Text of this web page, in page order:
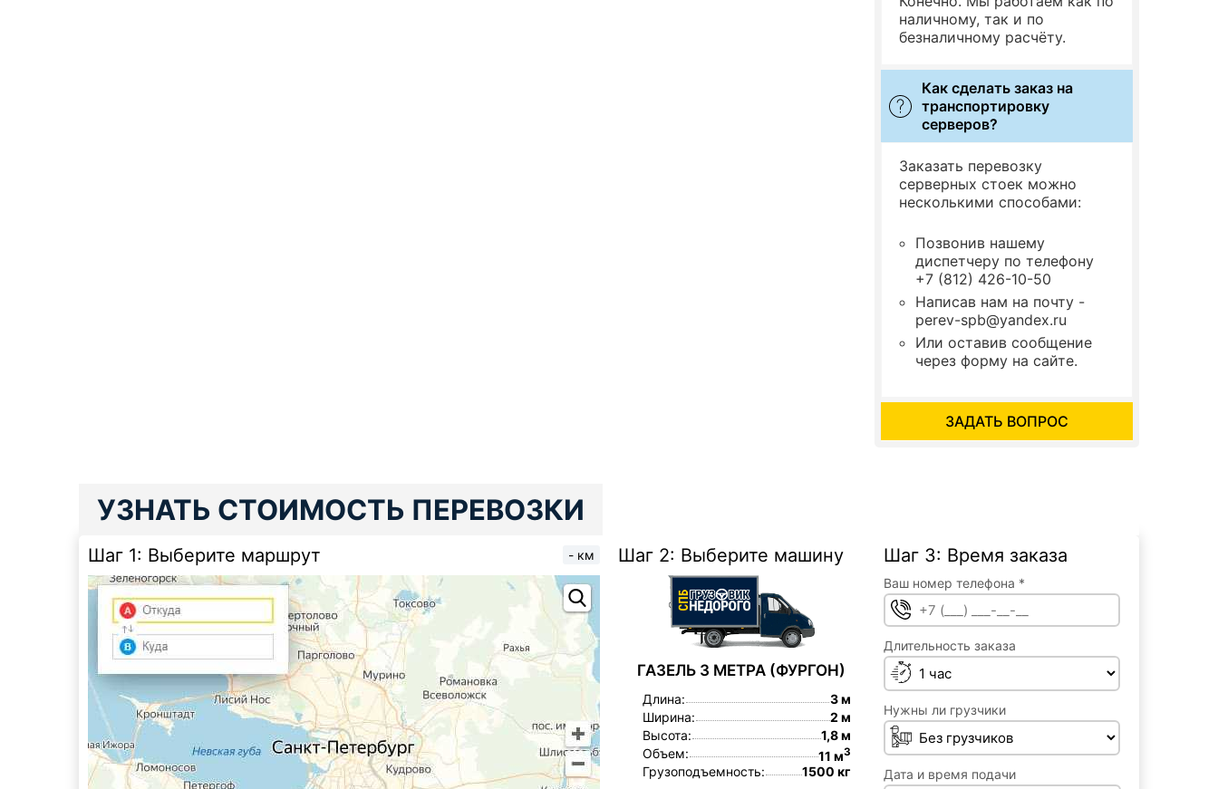
наличному, так и по
безналичному расчёту.
Как сделать заказ на
транспортировку
серверов?
Заказать перевозку
серверных стоек можно
несколькими способами:
Позвонив нашему
диспетчеру по телефону
+7 (812) 426-10-50
Написав нам на почту -
perev-spb@yandex.ru
Или оставив сообщение
через форму на сайте.
ЗАДАТЬ ВОПРОС
УЗНАТЬ СТОИМОСТЬ ПЕРЕВОЗКИ
Шаг 1: Выберите маршрут - км Шаг 2: Выберите машину
ГАЗЕЛЬ 3 МЕТРА (ФУРГОН)
Длина:
3 м
Ширина:
2 м
Высота:
1,8 м
Объем:
11 м3
Грузоподъемность: 1500 кг
Шаг 3: Время заказа
Ваш номер телефона *
Ваш номер телефона *
Длительность заказа
Длительность заказа
Нужны ли грузчики
Необходимость грузчиков
Дата и время подачи